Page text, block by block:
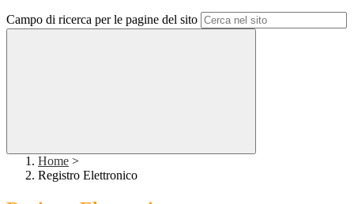
Campo di ricerca per le pagine del sito
Home >
Registro Elettronico